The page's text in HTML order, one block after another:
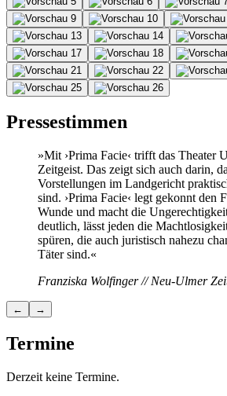
Pressestimmen
»Mit ›Prima Facie‹ trifft das Theater
Zeitgeist. Das zeigt sich auch darin,
Vorstellungen im Landgericht
sind. ›Prima Facie‹ legt gekonnt den
Wunde und macht die
deutlich, lässt jeden die
spüren, die auch juristisch nahezu
Täter sind.«
Franziska Wolfinger // Neu-Ulmer
← →
Termine
Derzeit keine Termine.